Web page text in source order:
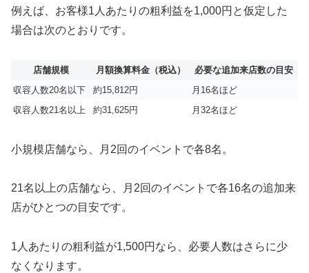
例えば、お客様1人あたりの粗利益を1,000円と仮定した
場合は次のとおりです。
店舗規模 月額換算料金（税込）
必要な追加来店数の目安
収容人数20名以下
約15,812円
月16名ほど
収容人数21名以上
約31,625円 月32名ほど
小規模店舗なら、月2回のイベントで各8名。
21名以上の店舗なら、月2回のイベントで各16名の追加来
店がひとつの目安です。
1人あたりの粗利益が1,500円なら、必要人数はさらに少
なくなります。